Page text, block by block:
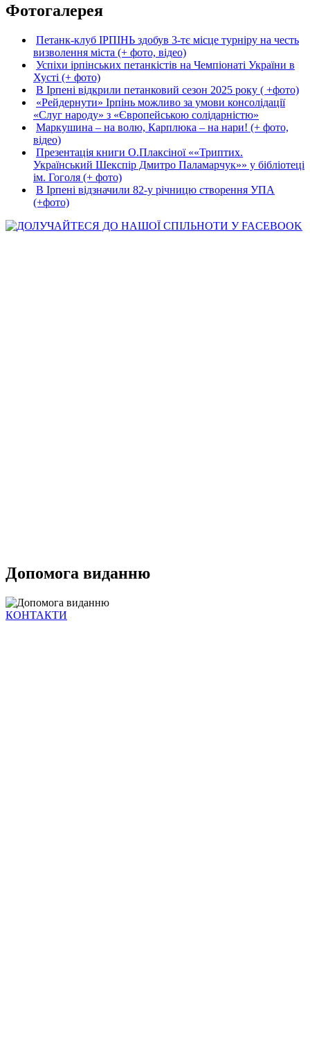
Фотогалерея
Петанк-клуб ІРПІНЬ здобув 3-тє місце турніру на честь
визволення міста (+ фото, відео)
Успіхи ірпінських петанкістів на Чемпіонаті України в
Хусті (+ фото)
В Ірпені відкрили петанковий сезон 2025 року ( +фото)
«Рейдернути» Ірпінь можливо за умови консолідації
«Слуг народу» з «Європейською солідарністю»
Маркушина – на волю, Карплюка – на нари! (+ фото,
відео)
Презентація книги О.Плаксіної ««Триптих.
Український Шекспір Дмитро Паламарчук»» у бібліотеці
ім. Гоголя (+ фото)
В Ірпені відзначили 82-у річницю створення УПА
(+фото)
Допомога виданню
КОНТАКТИ